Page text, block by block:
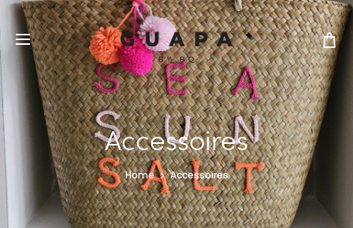
Accessoires
Home Accessoires